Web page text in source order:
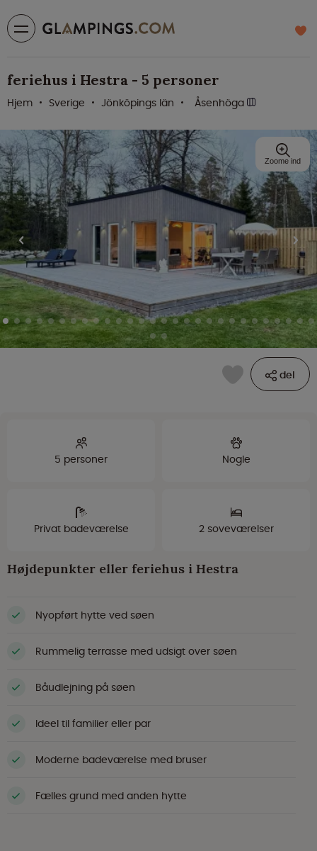
feriehus i Hestra - 5 personer
Hjem Sverige Jönköpings län Åsenhöga
del
Zoome ind
5 personer Nogle
Privat badeværelse 2 soveværelser
Højdepunkter eller feriehus i Hestra
Nyopført hytte ved søen
Rummelig terrasse med udsigt over søen
Båudlejning på søen
Ideel til familier eller par
Moderne badeværelse med bruser
Fælles grund med anden hytte